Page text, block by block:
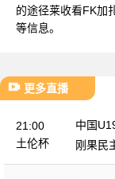
的途径莱收看FK加
等信息。
更多直播
21:00
土伦杯
中国
刚果民
3